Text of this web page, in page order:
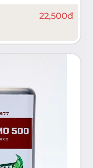
22,500đ